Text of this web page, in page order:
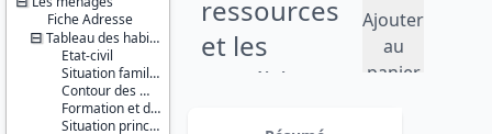
DONNÉES
ressources
et les
conditions
Ajouter
au
panier
Fiche Adresse
Tableau des habitants du logement
Etat-civil
Situation familiale
Contour des ménages
Formation et diplômes
Situation principale vis-à-vis du travail
Identifiants :
lil-1224